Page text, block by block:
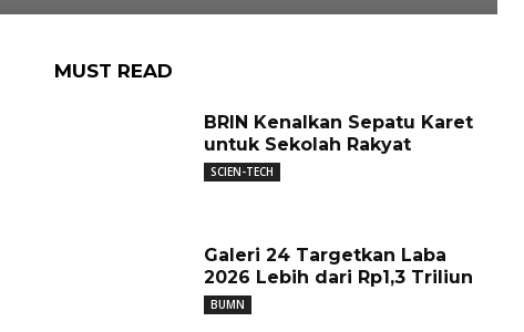
MUST READ
BRIN Kenalkan Sepatu Karet
untuk Sekolah Rakyat
SCIEN-TECH
Galeri 24 Targetkan Laba
2026 Lebih dari Rp1,3 Triliun
BUMN